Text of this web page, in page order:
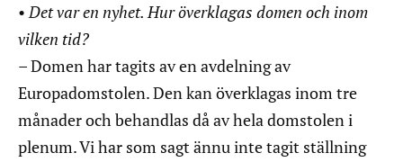
•Det var en nyhet. Hur överklagas domen och inom
vilken tid?
– Domen har tagits av en avdelning av
Europadomstolen. Den kan överklagas inom tre
månader och behandlas då av hela domstolen i
plenum. Vi har som sagt ännu inte tagit ställning